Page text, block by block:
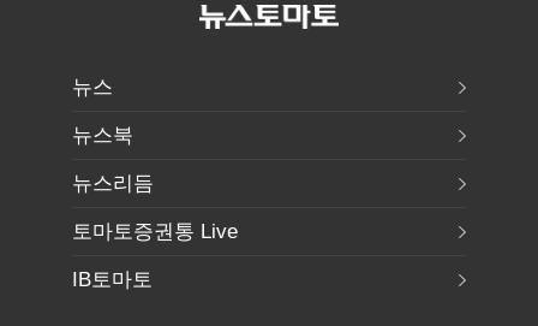
뉴스
뉴스북
뉴스리듬
토마토증권통 Live
IB토마토